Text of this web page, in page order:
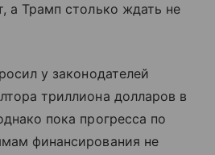
а Трамп столько ждать не
у законодателей
триллиона долларов в
пока прогресса по
финансирования не